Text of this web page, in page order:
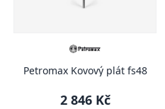
Petromax Kovový plát fs48
2 846 Kč